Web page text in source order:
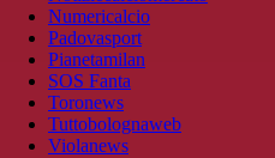
Numericalcio
Padovasport
Pianetamilan
SOS Fanta
Toronews
Tuttobolognaweb
Violanews